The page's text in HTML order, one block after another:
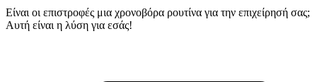
Είναι οι επιστροφές μια χρονοβόρα ρουτίνα για την επιχείρησή σας;
Αυτή είναι η λύση για εσάς!